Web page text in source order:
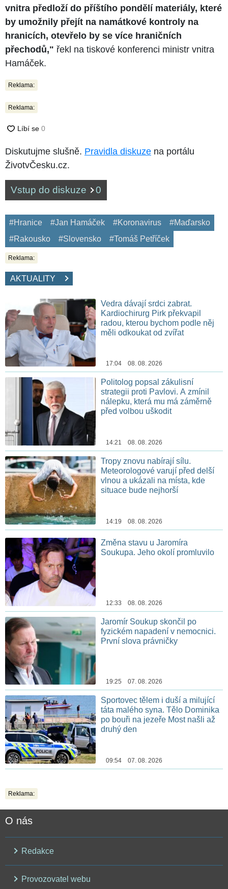
vnitra předloží do příštího pondělí materiály, které
by umožnily přejít na namátkové kontroly na
hranicích, otevřelo by se více hraničních
přechodů," řekl na tiskové konferenci ministr vnitra
Hamáček.
Reklama:
Reklama:
Diskutujme slušně. Pravidla diskuze na portálu
ŽivotvČesku.cz.
Vstup do diskuze 0
#Hranice #Jan Hamáček #Koronavirus
#Maďarsko
#Rakousko
#Slovensko #Tomáš Petříček
Reklama:
AKTUALITY
Vedra dávají srdci zabrat.
Kardiochirurg Pirk překvapil
radou, kterou bychom podle něj
měli odkoukat od zvířat
17:04 08. 08. 2026
Politolog popsal zákulisní
strategii proti Pavlovi. A zmínil
nálepku, která mu má záměrně
před volbou uškodit
14:21 08. 08. 2026
Tropy znovu nabírají sílu.
Meteorologové varují před delší
vlnou a ukázali na místa, kde
situace bude nejhorší
14:19 08. 08. 2026
Změna stavu u Jaromíra
Soukupa. Jeho okolí promluvilo
12:33 08. 08. 2026
Jaromír Soukup skončil po
fyzickém napadení v nemocnici.
První slova právničky
19:25 07. 08. 2026
Sportovec tělem i duší a milující
táta malého syna. Tělo Dominika
po bouři na jezeře Most našli až
druhý den
09:54 07. 08. 2026
Reklama:
O nás
Redakce
Provozovatel webu